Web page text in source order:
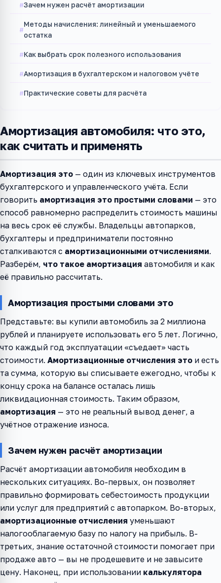
Зачем нужен расчёт амортизации
Методы начисления: линейный и уменьшаемого
остатка
Как выбрать срок полезного использования
Амортизация в бухгалтерском и налоговом учёте
Практические советы для расчёта
Амортизация автомобиля: что это,
как считать и применять
Амортизация это — один из ключевых инструментов
бухгалтерского и управленческого учёта. Если
говорить амортизация это простыми словами — это
способ равномерно распределить стоимость машины
на весь срок её службы. Владельцы автопарков,
бухгалтеры и предприниматели постоянно
сталкиваются с амортизационными отчислениями.
Разберём, что такое амортизация автомобиля и как
её правильно рассчитать.
Амортизация простыми словами это
Представьте: вы купили автомобиль за 2 миллиона
рублей и планируете использовать его 5 лет. Логично,
что каждый год эксплуатации «съедает» часть
стоимости. Амортизационные отчисления это и есть
та сумма, которую вы списываете ежегодно, чтобы к
концу срока на балансе осталась лишь
ликвидационная стоимость. Таким образом,
амортизация — это не реальный вывод денег, а
учётное отражение износа.
Зачем нужен расчёт амортизации
Расчёт амортизации автомобиля необходим в
нескольких ситуациях. Во-первых, он позволяет
правильно формировать себестоимость продукции
или услуг для предприятий с автопарком. Во-вторых,
амортизационные отчисления уменьшают
налогооблагаемую базу по налогу на прибыль. В-
третьих, знание остаточной стоимости помогает при
продаже авто — вы не продешевите и не завысите
цену. Наконец, при использовании калькулятора